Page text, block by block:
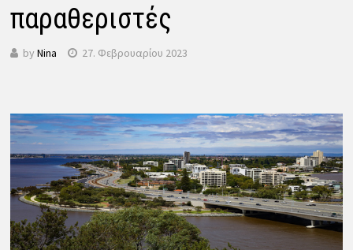
παραθεριστές
by Nina 27. Φεβρουαρίου 2023